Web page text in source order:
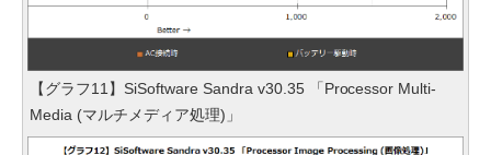
【グラフ11】SiSoftware Sandra v30.35 「Processor Multi-
Media (マルチメディア処理)」